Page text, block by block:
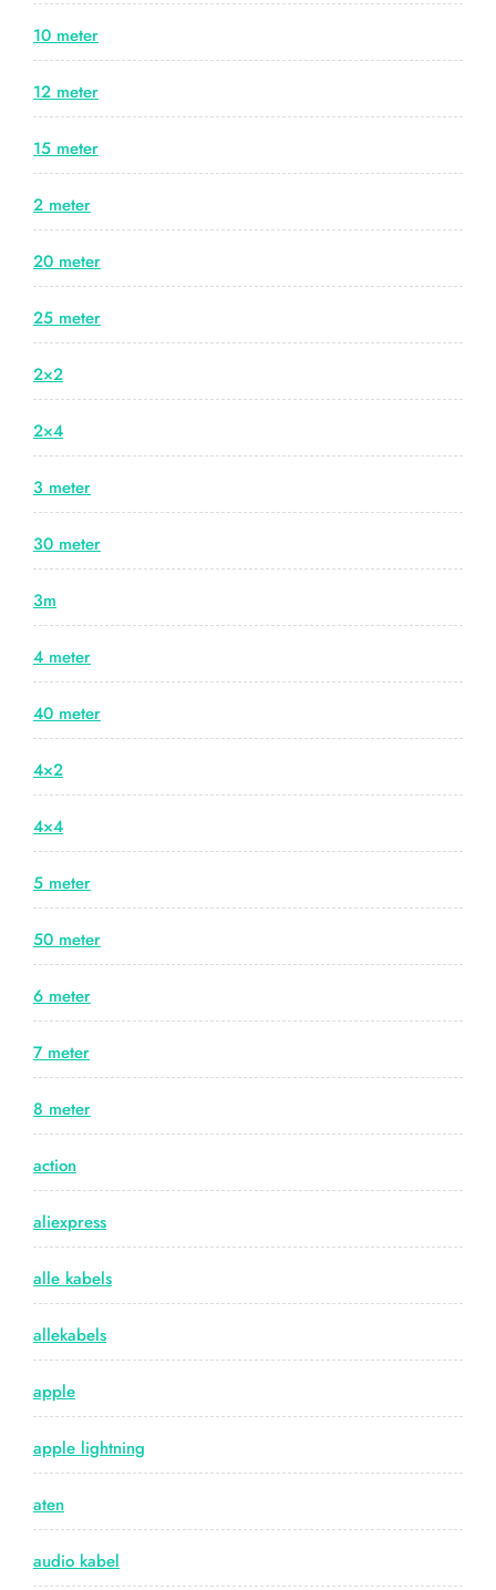
10 meter
12 meter
15 meter
2 meter
20 meter
25 meter
2×2
2×4
3 meter
30 meter
3m
4 meter
40 meter
4×2
4×4
5 meter
50 meter
6 meter
7 meter
8 meter
action
aliexpress
alle kabels
allekabels
apple
apple lightning
aten
audio kabel